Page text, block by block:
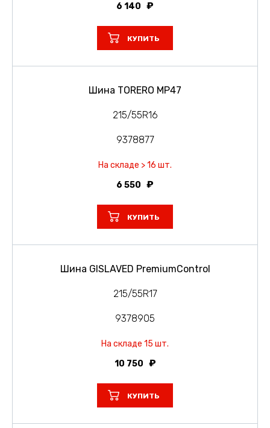
6 140
КУПИТЬ
Шина TORERO MP47
215/55R16
9378877
На складе > 16 шт.
6 550
КУПИТЬ
Шина GISLAVED PremiumControl
215/55R17
9378905
На складе 15 шт.
10 750
КУПИТЬ